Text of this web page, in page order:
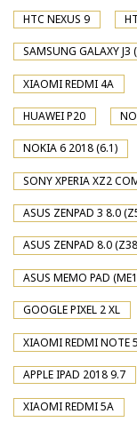
HTC NEXUS 9
SAMSUNG GALAXY J3
XIAOMI REDMI 4A
HUAWEI P20
NOKIA 6 2018 (6.1)
SONY XPERIA XZ2
ASUS ZENPAD 3 8.0
ASUS ZENPAD 8.0
ASUS MEMO PAD
GOOGLE PIXEL 2 XL
XIAOMI REDMI NOTE 5
APPLE IPAD 2018 9.7
XIAOMI REDMI 5A